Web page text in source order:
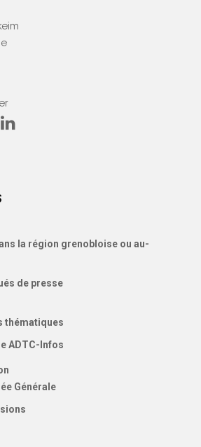
la région grenobloise ou au-
de presse
thématiques
ADTC-Infos
Générale